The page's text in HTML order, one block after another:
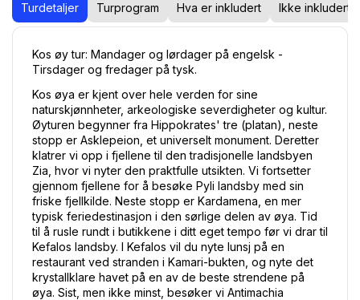
Turdetaljer Turprogram Hva er inkludert Ikke inkludert
Kos øy tur: Mandager og lørdager på engelsk -
Tirsdager og fredager på tysk.
Kos øya er kjent over hele verden for sine
naturskjønnheter, arkeologiske severdigheter og kultur.
Øyturen begynner fra Hippokrates' tre (platan), neste
stopp er Asklepeion, et universelt monument. Deretter
klatrer vi opp i fjellene til den tradisjonelle landsbyen
Zia, hvor vi nyter den praktfulle utsikten. Vi fortsetter
gjennom fjellene for å besøke Pyli landsby med sin
friske fjellkilde. Neste stopp er Kardamena, en mer
typisk feriedestinasjon i den sørlige delen av øya. Tid
til å rusle rundt i butikkene i ditt eget tempo før vi drar til
Kefalos landsby. I Kefalos vil du nyte lunsj på en
restaurant ved stranden i Kamari-bukten, og nyte det
krystallklare havet på en av de beste strendene på
øya. Sist, men ikke minst, besøker vi Antimachia